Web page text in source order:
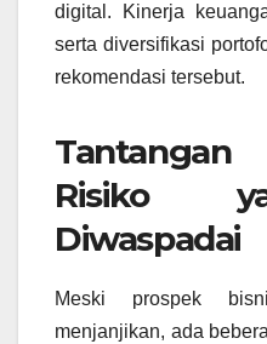
digital. Kinerja
serta diversifikasi
rekomendasi tersebut.
Risiko
Diwaspadai
Meski prospek
menjanjikan, ada